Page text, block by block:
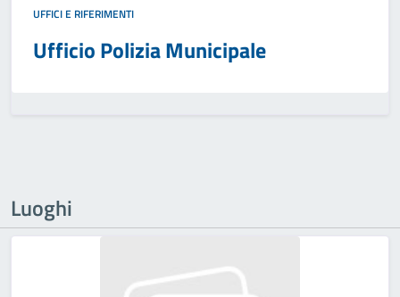
UFFICI E RIFERIMENTI
Ufficio Polizia Municipale
Luoghi